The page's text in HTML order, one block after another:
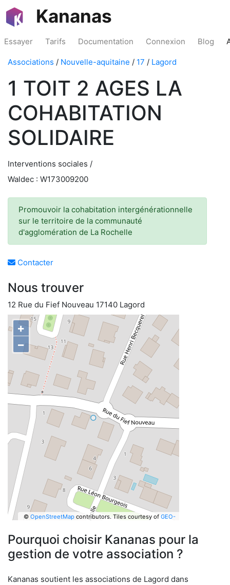
Kananas
Essayer Tarifs Documentation Connexion Blog
Associations / Nouvelle-aquitaine / 17 / Lagord
1 TOIT 2 AGES LA
COHABITATION
SOLIDAIRE
Interventions sociales /
Waldec : W173009200
Promouvoir la cohabitation intergénérationnelle
sur le territoire de la communauté
d'agglomération de La Rochelle
Contacter
Nous trouver
12 Rue du Fief Nouveau 17140 Lagord
+
−
© OpenStreetMapcontributors. Tiles courtesy of GEO-
Pourquoi choisir Kananas pour la
gestion de votre association ?
Kananas soutient les associations de Lagord dans